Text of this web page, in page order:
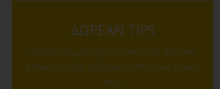
ΔΩΡΕΑΝ TIPS
Δωρέαν Συμβουλές, Γνώσεις και Tips στο
email σου κάθε εβδομάδα από τους Coach
μας!